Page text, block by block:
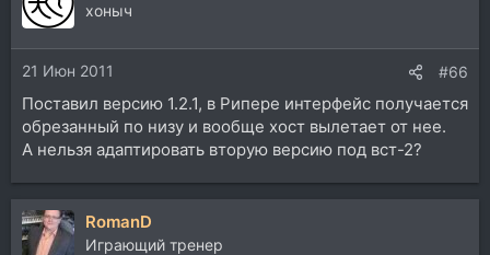
хоныч
21 Июн 2011 #66
Поставил версию 1.2.1, в Рипере интерфейс получается
обрезанный по низу и вообще хост вылетает от нее.
А нельзя адаптировать вторую версию под вст-2?
RomanD
Играющий тренер